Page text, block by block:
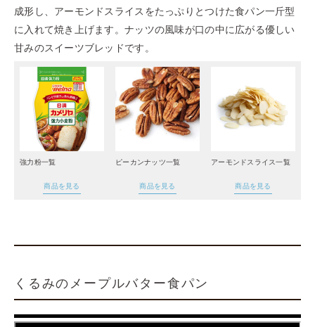
成形し、アーモンドスライスをたっぷりとつけた食パン一斤型
に入れて焼き上げます。ナッツの風味が口の中に広がる優しい
甘みのスイーツブレッドです。
強力粉一覧
商品を見る
ピーカンナッツ一覧
商品を見る
アーモンドスライス一覧
商品を見る
くるみのメープルバター食パン